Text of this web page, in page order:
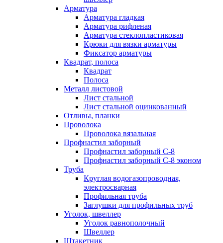
Арматура
Арматура гладкая
Арматура рифленая
Арматура стеклопластиковая
Крюки для вязки арматуры
Фиксатор арматуры
Квадрат, полоса
Квадрат
Полоса
Металл листовой
Лист стальной
Лист стальной оцинкованный
Отливы, планки
Проволока
Проволока вязальная
Профнастил заборный
Профнастил заборный С-8
Профнастил заборный С-8 эконом
Труба
Круглая водогазопроводная,
электросварная
Профильная труба
Заглушки для профильных труб
Уголок, швеллер
Уголок равнополочный
Швеллер
Штакетник